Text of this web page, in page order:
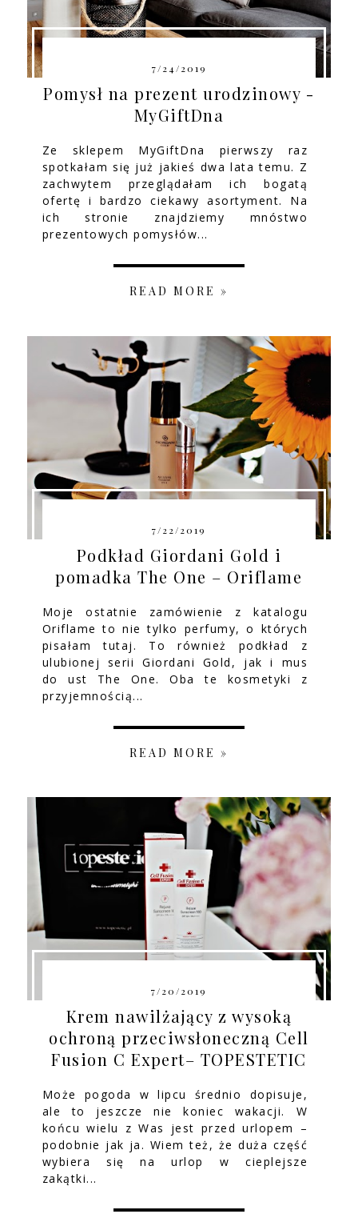
7/24/2019
Pomysł na prezent urodzinowy -
MyGiftDna
Ze sklepem MyGiftDna pierwszy raz
spotkałam się już jakieś dwa lata temu. Z
zachwytem przeglądałam ich bogatą
ofertę i bardzo ciekawy asortyment. Na
ich stronie znajdziemy mnóstwo
prezentowych pomysłów...
READ MORE »
7/22/2019
Podkład Giordani Gold i
pomadka The One – Oriflame
Moje ostatnie zamówienie z katalogu
Oriflame to nie tylko perfumy, o których
pisałam tutaj. To również podkład z
ulubionej serii Giordani Gold, jak i mus
do ust The One. Oba te kosmetyki z
przyjemnością...
READ MORE »
7/20/2019
Krem nawilżający z wysoką
ochroną przeciwsłoneczną Cell
Fusion C Expert– TOPESTETIC
Może pogoda w lipcu średnio dopisuje,
ale to jeszcze nie koniec wakacji. W
końcu wielu z Was jest przed urlopem –
podobnie jak ja. Wiem też, że duża część
wybiera się na urlop w cieplejsze
zakątki...